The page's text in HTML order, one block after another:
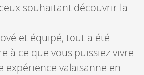
souhaitant découvrir la
et équipé, tout a été
à ce que vous puissiez vivre
expérience valaisanne en